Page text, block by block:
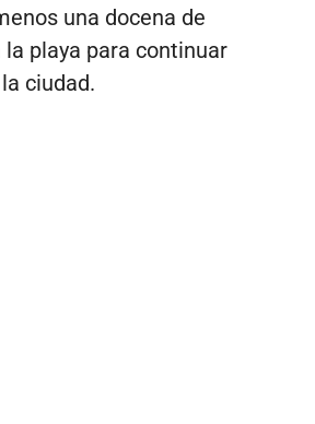
una docena de
la playa para continuar
ciudad.